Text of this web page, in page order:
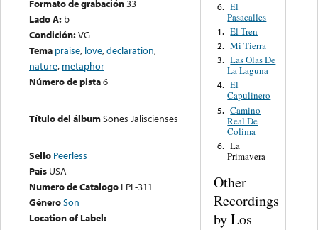
Formato de grabación33
Lado A: b
Condición:VG
Tema praise, love,declaration,
nature, metaphor
Número de pista6
Título del álbumSones Jaliscienses
Sello Peerless
País USA
Numero de Catalogo LPL-311
GéneroSon
Location of Label:
6. El
Pasacalles
1. El Tren
2. Mi Tierra
3. Las Olas De
La Laguna
4. El
Capulinero
5. Camino
Real De
Colima
6. La
Primavera
Other
Recordings
by Los